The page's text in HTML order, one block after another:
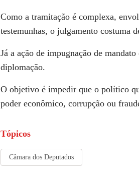
Como a tramitação é complexa,
testemunhas, o julgamento costuma
Já a ação de impugnação de
diplomação.
O objetivo é impedir que o político
poder econômico, corrupção ou
Tópicos
Câmara dos Deputados